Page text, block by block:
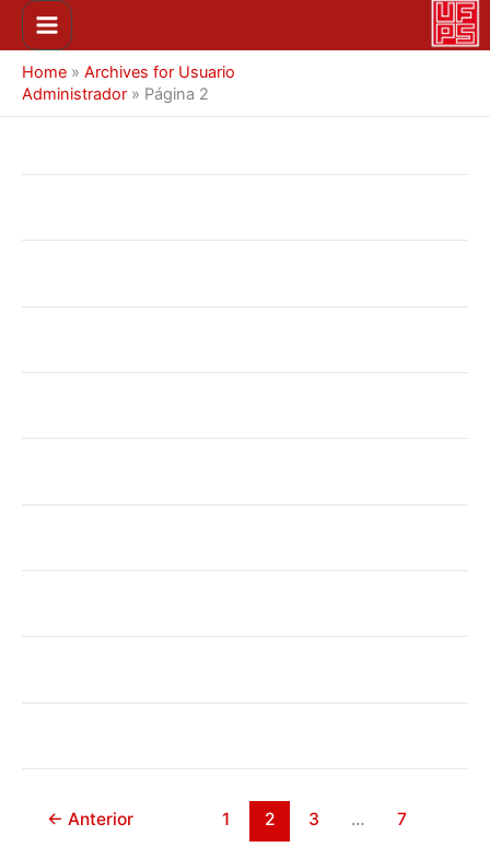
contenido
Main
Menu
Home » Archives for Usuario
Administrador » Página 2
← Anterior 1 2 3 …
7